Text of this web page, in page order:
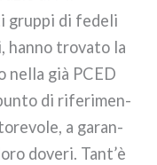
grup­pi di fede­li
han­no tro­va­to la
nel­la già PCED
di rife­ri­men­
a garan­
dove­ri. Tant’è